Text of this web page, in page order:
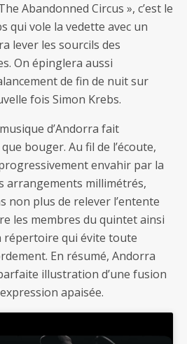
Abandonned Circus », c’est le
qui vole la vedette avec un
lever les sourcils des
On épinglera aussi
de fin de nuit sur
fois Simon Krebs.
d’Andorra fait
bouger. Au fil de l’écoute,
envahir par la
arrangements millimétrés,
non plus de relever l’entente
les membres du quintet ainsi
répertoire qui évite toute
En résumé, Andorra
illustration d’une fusion
apaisée.